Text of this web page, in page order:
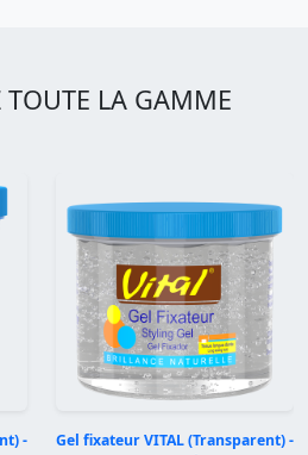
TOUTE LA GAMME
-
Gel fixateur VITAL (Transparent) -